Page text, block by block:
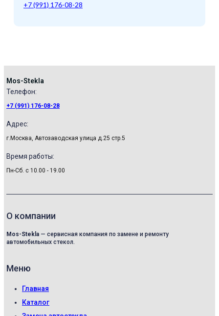
+7 (991) 176-08-28
Mos-Stekla
Телефон:​
+7 (991) 176-08-28
Адрес:
г.Москва, Автозаводская улица д.25 стр.5
Время работы:
Пн-Сб. с 10.00 - 19.00
О компании
Mos-Stekla — сервисная компания по замене и ремонту
автомобильных стекол.
Меню
Главная
Каталог